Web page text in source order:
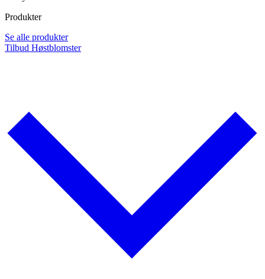
Produkter
Se alle produkter
Tilbud Høstblomster